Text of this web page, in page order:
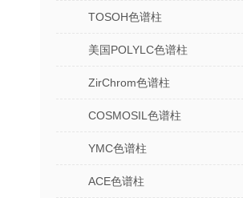
TOSOH色谱柱
美国POLYLC色谱柱
ZirChrom色谱柱
COSMOSIL色谱柱
YMC色谱柱
ACE色谱柱